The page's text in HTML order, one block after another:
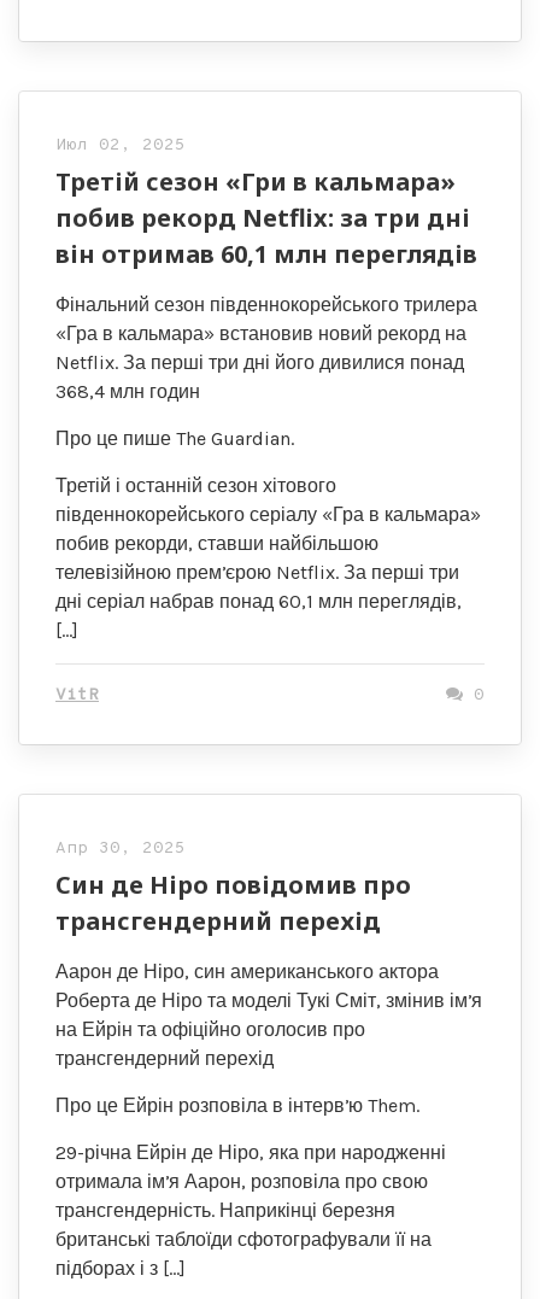
Июл 02, 2025
Третій сезон «Гри в кальмара»
побив рекорд Netflix: за три дні
він отримав 60,1 млн переглядів
Фінальний сезон південнокорейського трилера
«Гра в кальмара» встановив новий рекорд на
Netflix. За перші три дні його дивилися понад
368,4 млн годин
Про це пише The Guardian.
Третій і останній сезон хітового
південнокорейського серіалу «Гра в кальмара»
побив рекорди, ставши найбільшою
телевізійною премʼєрою Netflix. За перші три
дні серіал набрав понад 60,1 млн переглядів,
[…]
VitR 0
Апр 30, 2025
Син де Ніро повідомив про
трансгендерний перехід
Аарон де Ніро, син американського актора
Роберта де Ніро та моделі Тукі Сміт, змінив імʼя
на Ейрін та офіційно оголосив про
трансгендерний перехід
Про це Ейрін розповіла в інтервʼю Them.
29-річна Ейрін де Ніро, яка при народженні
отримала імʼя Аарон, розповіла про свою
трансгендерність. Наприкінці березня
британські таблоїди сфотографували її на
підборах і з […]